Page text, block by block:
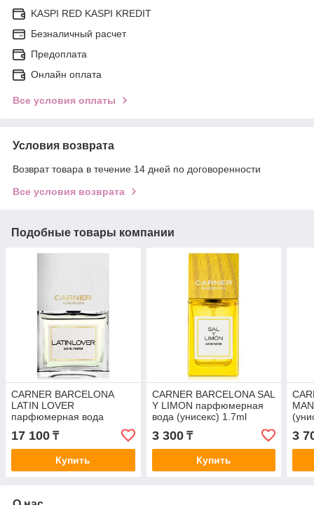
KASPI RED KASPI KREDIT
Безналичный расчет
Предоплата
Онлайн оплата
Все условия оплаты
Условия возврата
Возврат товара в течение 14 дней по договоренности
Все условия возврата
Подобные товары компании
CARNER BARCELONA
LATIN LOVER
парфюмерная вода
(унисекс) 15ml
17 100 ₸
Купить
CARNER BARCELONA SAL
Y LIMON парфюмерная
вода (унисекс) 1.7ml
пробник
3 300₸
Купить
3